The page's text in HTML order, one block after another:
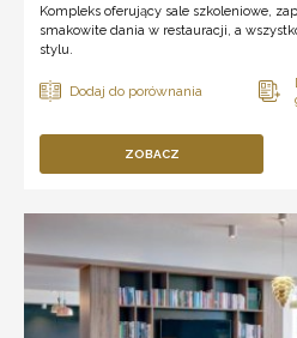
Kompleks oferujący sale szkoleniowe,
smakowite dania w restauracji, a
stylu.
ZOBACZ